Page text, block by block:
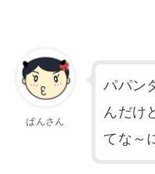
ぱんさん
パパン
んだけ
てな～